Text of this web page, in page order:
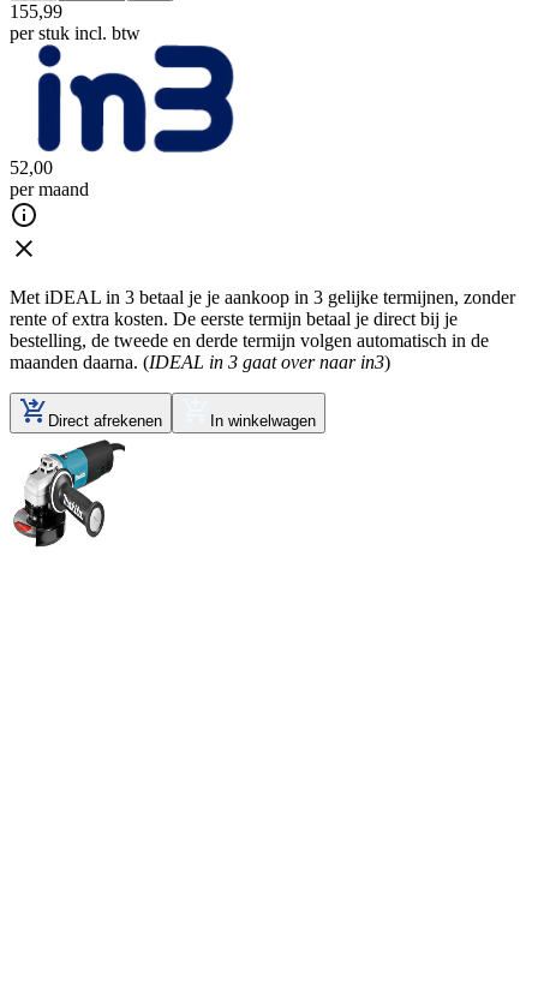
155,99
per stuk incl. btw
52,00
per maand
Met iDEAL in 3 betaal je je aankoop in 3 gelijke termijnen, zonder
rente of extra kosten. De eerste termijn betaal je direct bij je
bestelling, de tweede en derde termijn volgen automatisch in de
maanden daarna. (IDEAL in 3 gaat over naar in3)
Direct afrekenen In winkelwagen